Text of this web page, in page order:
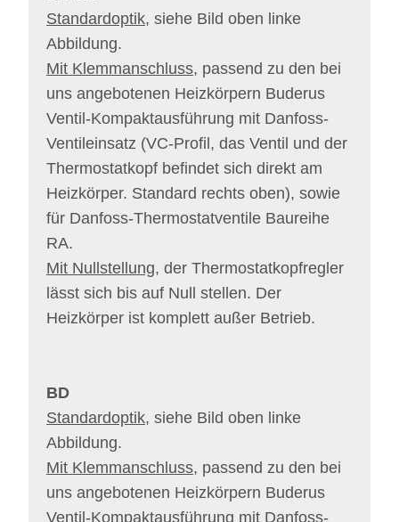
Standardoptik, siehe Bild oben linke
Abbildung.
Mit Klemmanschluss, passend zu den bei
uns angebotenen Heizkörpern Buderus
Ventil-Kompaktausführung mit Danfoss-
Ventileinsatz (VC-Profil, das Ventil und der
Thermostatkopf befindet sich direkt am
Heizkörper. Standard rechts oben), sowie
für Danfoss-Thermostatventile Baureihe
RA.
Mit Nullstellung, der Thermostatkopfregler
lässt sich bis auf Null stellen. Der
Heizkörper ist komplett außer Betrieb.
BD
Standardoptik, siehe Bild oben linke
Abbildung.
Mit Klemmanschluss, passend zu den bei
uns angebotenen Heizkörpern Buderus
Ventil-Kompaktausführung mit Danfoss-